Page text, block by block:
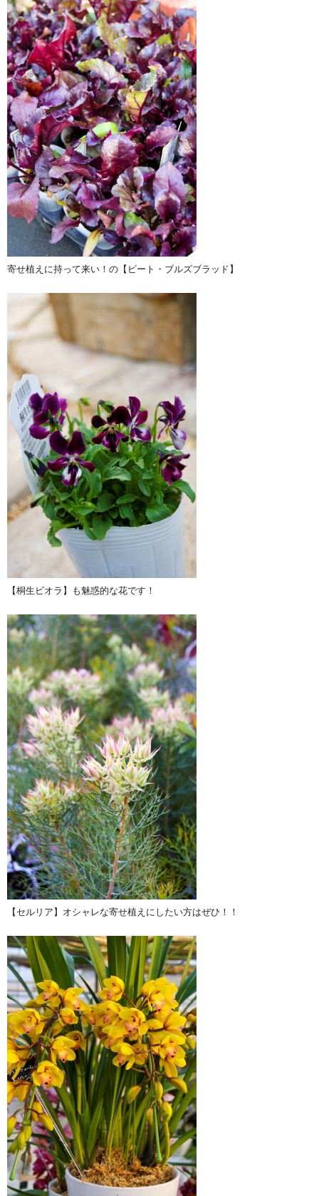
寄せ植えに持って来い！の【ビート・ブルズブラッド】
【桐生ビオラ】も魅惑的な花です！
【セルリア】オシャレな寄せ植えにしたい方はぜひ！！